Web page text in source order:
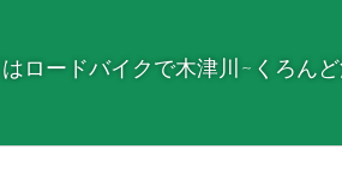
ロードバイクで木津川~くろんど